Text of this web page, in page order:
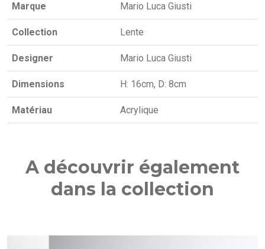
Marque Mario Luca Giusti
Collection Lente
Designer Mario Luca Giusti
Dimensions H: 16cm, D: 8cm
Matériau Acrylique
A découvrir également
dans la collection